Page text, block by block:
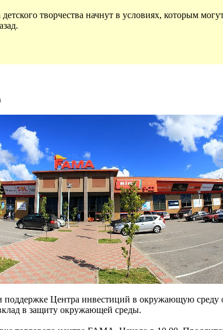
творчества начнут в условиях, которым
поддержке Центра инвестиций в окружающую среду
в защиту окружающей среды.